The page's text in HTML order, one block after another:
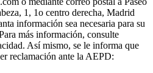
1, 1o centro derecha, Madrid
información sea necesaria para su
más información, consulte
Así mismo, se le informa que
reclamación ante la AEPD: